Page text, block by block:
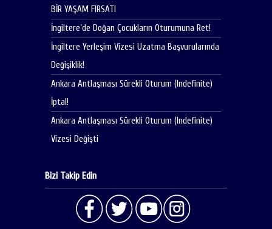
BİR YAŞAM FIRSATI
İngiltere’de Doğan Çocukların Oturumuna Ret!
İngiltere Yerleşim Vizesi Uzatma Başvurularında
Değişiklik!
Ankara Antlaşması Sürekli Oturum (Indefinite)
İptal!
Ankara Antlaşması Sürekli Oturum (Indefinite)
Vizesi Değişti
Bizi Takip Edin